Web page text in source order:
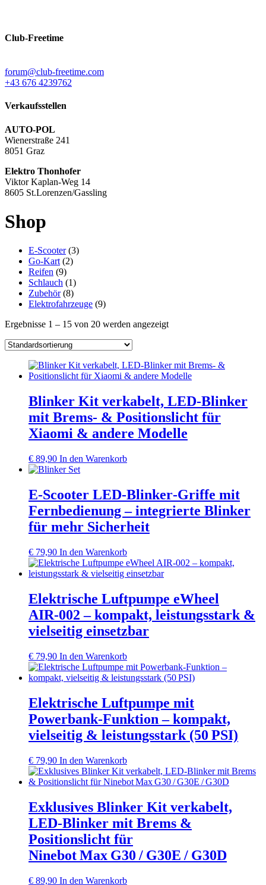
Club-Freetime
forum@club-freetime.com
‭+43 676 4239762‬
Verkaufsstellen
AUTO-POL
Wienerstraße 241
8051 Graz
Elektro Thonhofer
Viktor Kaplan-Weg 14
8605 St.Lorenzen/Gassling
Shop
E-Scooter 33
Go-Kart 22
Reifen 99
Produkte
Schlauch 11
Produkt
Zubehör 88
Produkte
Elektrofahrzeuge 99
Ergebnisse 1 – 15 von 20 werden angezeigt
Blinker Kit verkabelt, LED‑Blinker
mit Brems‑ & Positionslicht für
Xiaomi & andere Modelle
€ 89,90 In den Warenkorb
E‑Scooter LED‑Blinker‑Griffe mit
Fernbedienung – integrierte Blinker
für mehr Sicherheit
€ 79,90 In den Warenkorb
Elektrische Luftpumpe eWheel
AIR‑002 – kompakt, leistungsstark &
vielseitig einsetzbar
€ 79,90 In den Warenkorb
Elektrische Luftpumpe mit
Powerbank‑Funktion – kompakt,
vielseitig & leistungsstark (50 PSI)
€ 79,90 In den Warenkorb
Exklusives Blinker Kit verkabelt,
LED‑Blinker mit Brems &
Positionslicht für
Ninebot Max G30 / G30E / G30D
€ 89,90 In den Warenkorb